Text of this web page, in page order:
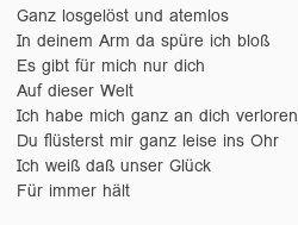
Ganz losgelöst und atemlos
In deinem Arm da spüre ich bloß
Es gibt für mich nur dich
Auf dieser Welt
Ich habe mich ganz an dich verloren
Du flüsterst mir ganz leise ins Ohr
Ich weiß daß unser Glück
Für immer hält